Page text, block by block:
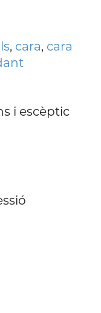
, cara, cara
i escèptic